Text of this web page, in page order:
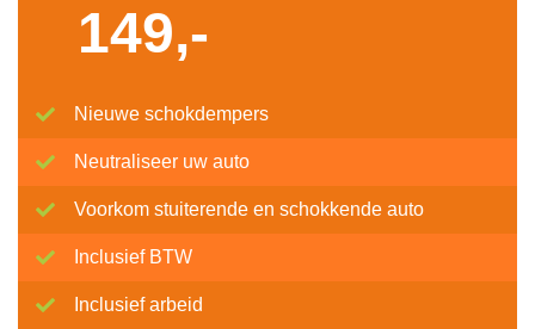
149,-
Nieuwe schokdempers
Neutraliseer uw auto
Voorkom stuiterende en schokkende auto
Inclusief BTW
Inclusief arbeid